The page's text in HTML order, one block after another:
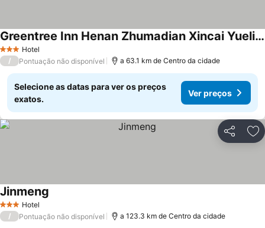
3 EstrelasHotel
Greentree Inn Henan Zhumadian Xincai Yueliang Bay Business .
/ Pontuação não disponível a 63.1 km de Centro da cidade
Selecione as datas para ver os preços
exatos.
Ver preços
Partilhar
3 EstrelasHotel
Jinmeng
/ Pontuação não disponível a 123.3 km de Centro da cidade